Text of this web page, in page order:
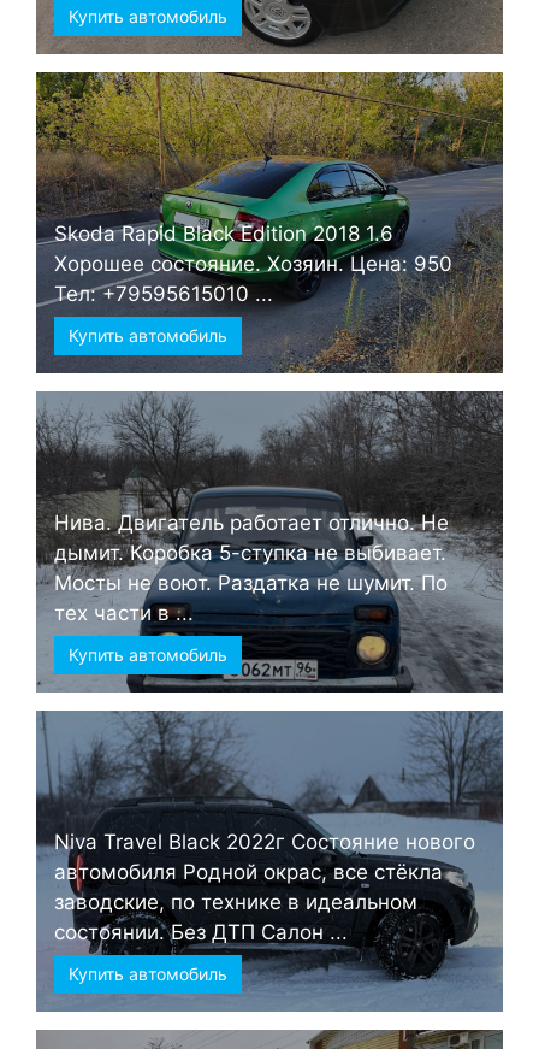
Купить автомобиль
Skoda Rapid Black Edition 2018 1.6
Хорошее состояние. Хозяин. Цена: 950
Тел: +79595615010 ...
Купить автомобиль
Нива. Двигатель работает отлично. Не
дымит. Коробка 5-ступка не выбивает.
Мосты не воют. Раздатка не шумит. По
тех части в ...
Купить автомобиль
Niva Travel Black 2022г Состояние нового
автомобиля Родной окрас, все стёкла
заводские, по технике в идеальном
состоянии. Без ДТП Салон ...
Купить автомобиль